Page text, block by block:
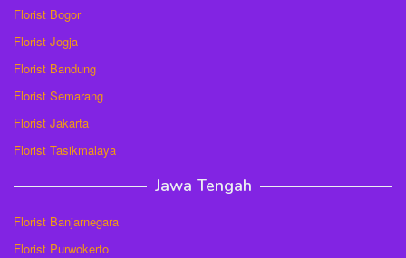
Florist Bogor
Florist Jogja
Florist Bandung
Florist Semarang
Florist Jakarta
Florist Tasikmalaya
Jawa Tengah
Florist Banjarnegara
Florist Purwokerto